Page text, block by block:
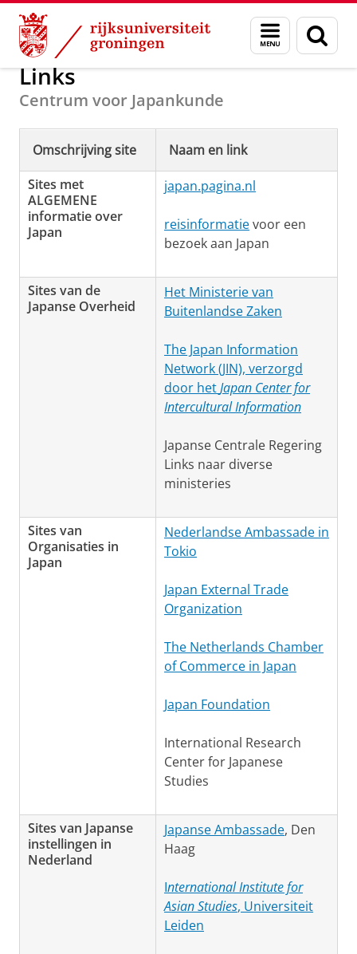
Skip
Content
Skip
Navigation
Menu
en
zoeken
Onderzoek Centrum voor Japankunde
Links
Centrum voor Japankunde
Omschrijving site
Naam en link
Sites met
ALGEMENE
informatie over
Japan
japan.pagina.nl
reisinformatievoor een
bezoek aan Japan
Sites van de
Japanse Overheid
Het Ministerie van
Buitenlandse Zaken
The Japan Information
Network (JIN), verzorgd
door hetJapan Center for
Intercultural Information
Japanse Centrale Regering
Links naar diverse
ministeries
Sites van
Organisaties in
Japan
Nederlandse Ambassade in
Tokio
Japan External Trade
Organization
The Netherlands Chamber
of Commerce in Japan
Japan Foundation
International Research
Center for Japanese
Studies
Sites van Japanse
instellingen in
Nederland
Japanse Ambassade, Den
Haag
International Institute for
Asian Studies, Universiteit
Leiden